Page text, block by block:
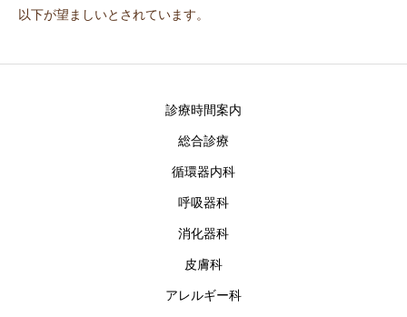
以下が望ましいとされています。
診療時間案内
総合診療
循環器内科
呼吸器科
消化器科
皮膚科
アレルギー科